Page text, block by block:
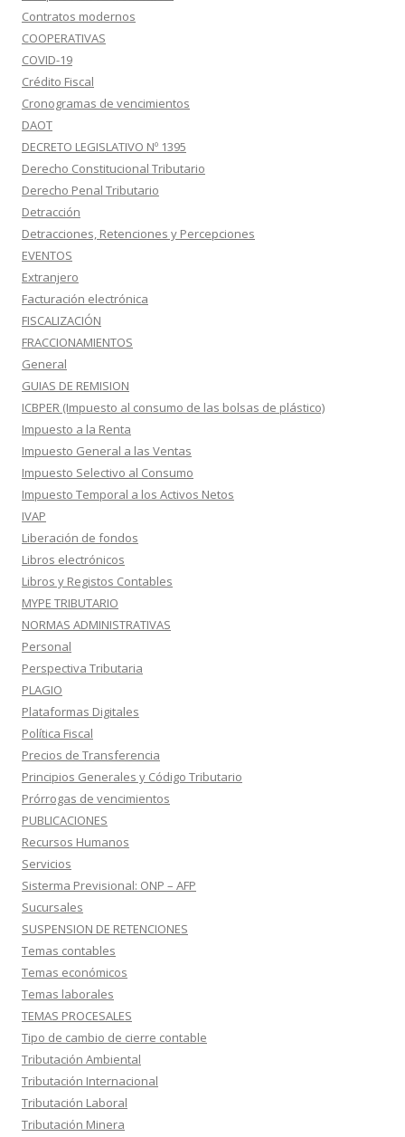
Contratos modernos
COOPERATIVAS
COVID-19
Crédito Fiscal
Cronogramas de vencimientos
DAOT
DECRETO LEGISLATIVO Nº 1395
Derecho Constitucional Tributario
Derecho Penal Tributario
Detracción
Detracciones, Retenciones y Percepciones
EVENTOS
Extranjero
Facturación electrónica
FISCALIZACIÓN
FRACCIONAMIENTOS
General
GUIAS DE REMISION
ICBPER (Impuesto al consumo de las bolsas de plástico)
Impuesto a la Renta
Impuesto General a las Ventas
Impuesto Selectivo al Consumo
Impuesto Temporal a los Activos Netos
IVAP
Liberación de fondos
Libros electrónicos
Libros y Registos Contables
MYPE TRIBUTARIO
NORMAS ADMINISTRATIVAS
Personal
Perspectiva Tributaria
PLAGIO
Plataformas Digitales
Política Fiscal
Precios de Transferencia
Principios Generales y Código Tributario
Prórrogas de vencimientos
PUBLICACIONES
Recursos Humanos
Servicios
Sisterma Previsional: ONP – AFP
Sucursales
SUSPENSION DE RETENCIONES
Temas contables
Temas económicos
Temas laborales
TEMAS PROCESALES
Tipo de cambio de cierre contable
Tributación Ambiental
Tributación Internacional
Tributación Laboral
Tributación Minera